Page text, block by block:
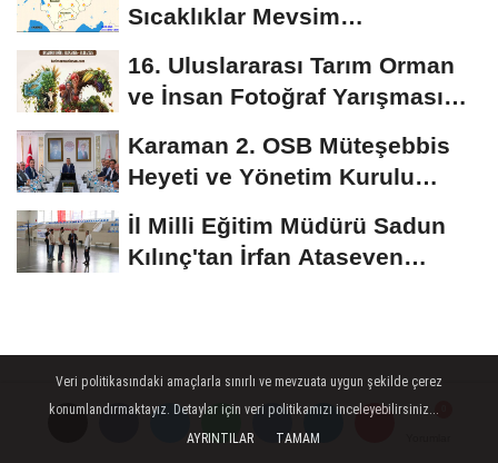
Sıcaklıklar Mevsim
Seyredecek
16. Uluslararası Tarım Orman
ve İnsan Fotoğraf Yarışması
Karaman 2. OSB Müteşebbis
Heyeti ve Yönetim Kurulu
Toplantısı Gerçekleştirildi
İl Milli Eğitim Müdürü Sadun
Kılınç'tan İrfan Ataseven
Veri politikasındaki amaçlarla sınırlı ve mevzuata uygun şekilde çerez
konumlandırmaktayız. Detaylar için veri politikamızı inceleyebilirsiniz...
AYRINTILAR
TAMAM